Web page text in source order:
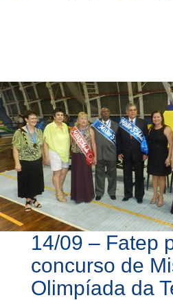
14/09 – Fatep
concurso de
Olimpíada da